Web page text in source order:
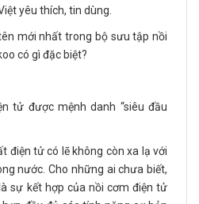
yêu thích, tin dùng.
mới nhất trong bộ sưu tập nồi
có gì đặc biệt?
tử được mệnh danh “siêu đầu
điện tử có lẽ không còn xa lạ với
nước. Cho những ai chưa biết,
sự kết hợp của nồi cơm điện tử